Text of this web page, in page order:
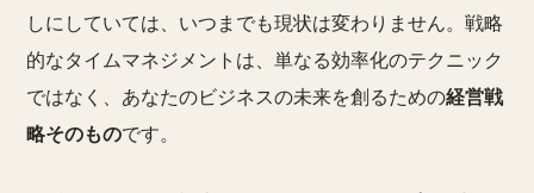
しにしていては、いつまでも現状は変わりません。戦略
的なタイムマネジメントは、単なる効率化のテクニック
ではなく、あなたのビジネスの未来を創るための経営戦
略そのものです。